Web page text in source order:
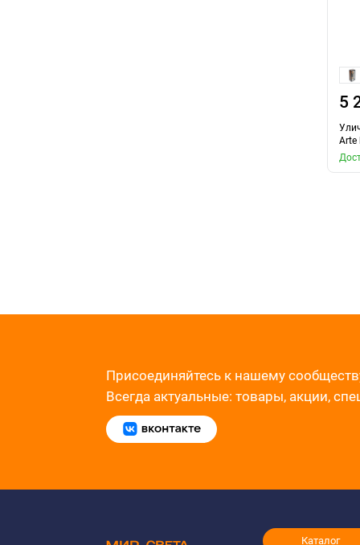
5
Arte
Присоединяйтесь к нашему
Всегда актуальные: товары, акции,
Каталог